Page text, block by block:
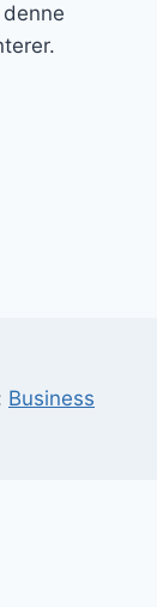
Business